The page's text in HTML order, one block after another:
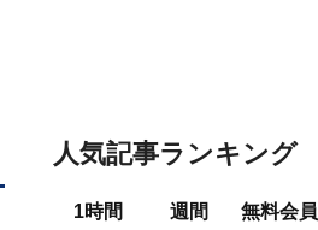
人気記事ランキング
1時間 週間 無料会員